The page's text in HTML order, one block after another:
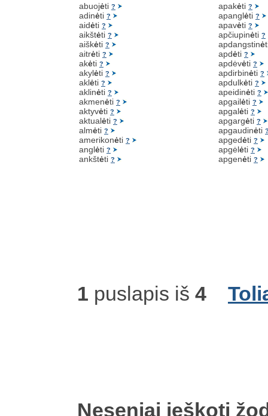
abuojėti ?
adinėti ?
aidėti ?
aikštėti ?
aiškėti ?
aitrėti ?
akėti ?
akylėti ?
aklėti ?
aklinėti ?
akmenėti ?
aktyvėti ?
aktualėti ?
almėti ?
amerikonėti ?
anglėti ?
ankštėti ?
apakėti ?
apanglėti ?
apavėti ?
apčiupinėti ?
apdangstinė
apdėti ?
apdėvėti ?
apdirbinėti ?
apdulkėti ?
apeidinėti ?
apgailėti ?
apgalėti ?
apgargėti ?
apgaudinėti
apgedėti ?
apgėlėti ?
apgenėti ?
1 puslapis iš 4
Neseniai ieškoti